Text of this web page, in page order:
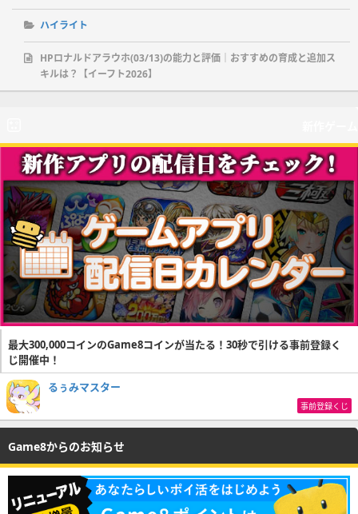
ハイライト
HPロナルドアラウホ(03/13)の能力と評価｜おすすめの育成と追加ス
キルは？【イーフト2026】
最大300,000コインのGame8コインが当たる！30秒で引ける事前登録く
じ開催中！
るぅみマスター
事前登録くじ
Game8からのお知らせ